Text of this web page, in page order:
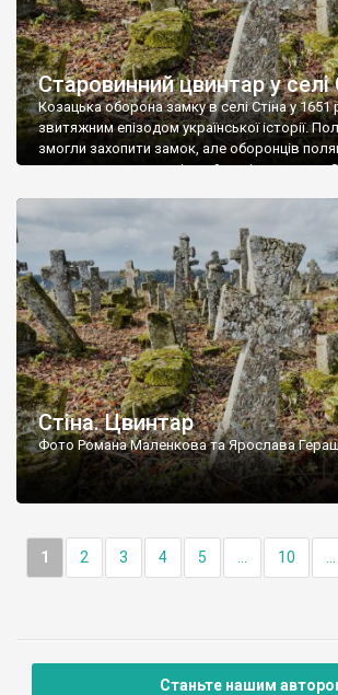
Старовинний цвинтар у селі
Козацька оборона замку в селі Стіна у 1651
звитяжним епізодом української історії.
змогли захопити замок, але оборонців
поховали на цвинтарі, який тоді називався
ньому чимало хрестів 19 століття, є такі, де
Стіна. Цвинтар
Фото Романа Маленкова та Ярослава
1 2 3 4 5 10
Станьте нашим